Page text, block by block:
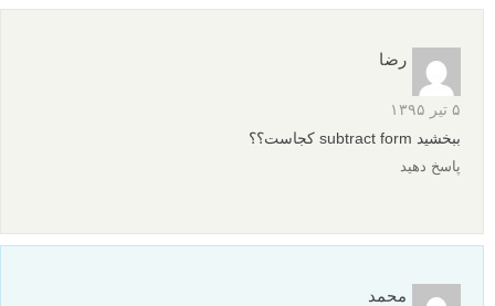
رضا
۵ تیر ۱۳۹۵
ببخشید subtract form کجاست؟؟
پاسخ دهید
محمد